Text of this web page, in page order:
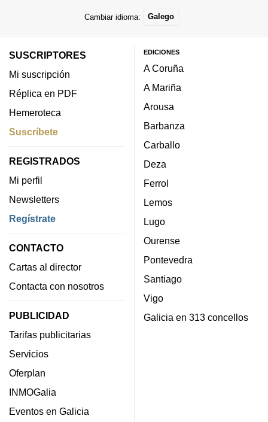
Cambiar idioma: Galego
SUSCRIPTORES
Mi suscripción
Réplica en PDF
Hemeroteca
Suscríbete
REGISTRADOS
Mi perfil
Newsletters
Regístrate
CONTACTO
Cartas al director
Contacta con nosotros
PUBLICIDAD
Tarifas publicitarias
Servicios
Oferplan
INMOGalia
Eventos en Galicia
EDICIONES
A Coruña
A Mariña
Arousa
Barbanza
Carballo
Deza
Ferrol
Lemos
Lugo
Ourense
Pontevedra
Santiago
Vigo
Galicia en 313 concellos